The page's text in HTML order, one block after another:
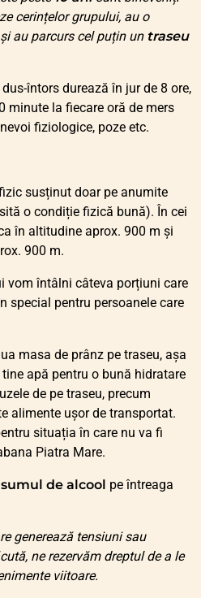
cerințelor grupului, au o
au parcurs cel puțin un traseu
întors durează în jur de 8 ore,
minute la fiecare oră de mers
fiziologice, poze etc.
susținut doar pe anumite
o condiție fizică bună). În cei
în altitudine aprox. 900 m și
900 m.
vom întâlni câteva porțiuni care
special pentru persoanele care
masa de prânz pe traseu, așa
apă pentru o bună hidratare
de pe traseu, precum
alimente ușor de transportat.
situația în care nu va fi
Piatra Mare.
de alcool pe întreaga
generează tensiuni sau
ne rezervăm dreptul de a le
viitoare.